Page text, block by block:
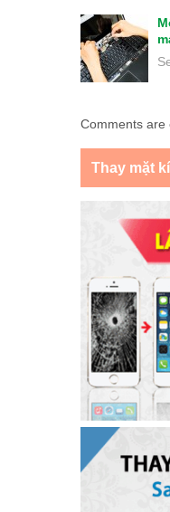
Comments are
Thay mặt